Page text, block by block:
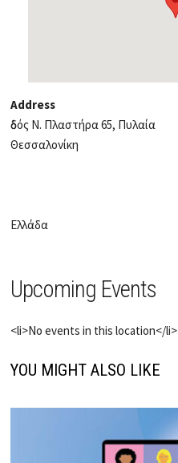
Address
ὁδός Ν. Πλαστήρα 65, Πυλαία
Θεσσαλονίκη
Ελλάδα
Upcoming Events
<li>No events in this location</li>
YOU MIGHT ALSO LIKE